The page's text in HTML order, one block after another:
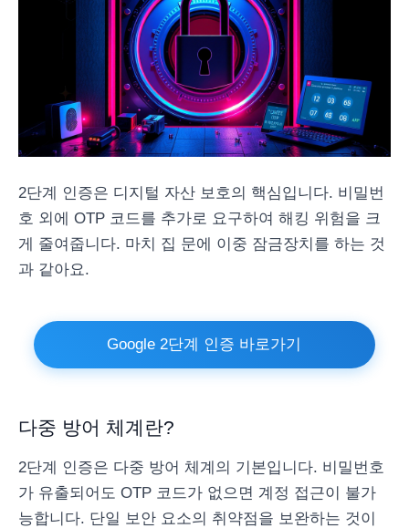
2단계 인증은 디지털 자산 보호의 핵심입니다. 비밀번
호 외에 OTP 코드를 추가로 요구하여 해킹 위험을 크
게 줄여줍니다. 마치 집 문에 이중 잠금장치를 하는 것
과 같아요.
Google 2단계 인증 바로가기
다중 방어 체계란?
2단계 인증은 다중 방어 체계의 기본입니다. 비밀번호
가 유출되어도 OTP 코드가 없으면 계정 접근이 불가
능합니다. 단일 보안 요소의 취약점을 보완하는 것이